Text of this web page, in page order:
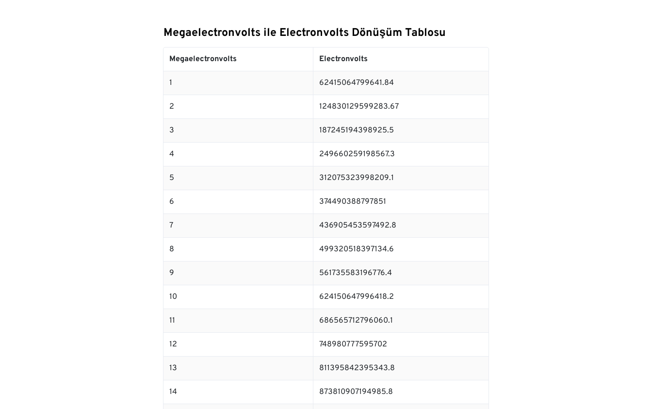
Megaelectronvolts ile Electronvolts Dönüşüm Tablosu
Megaelectronvolts Electronvolts
1 62415064799641.84
2 124830129599283.67
3 187245194398925.5
4 249660259198567.3
5 312075323998209.1
6 374490388797851
7 436905453597492.8
8 499320518397134.6
9 561735583196776.4
10 624150647996418.2
11 686565712796060.1
12 748980777595702
13 811395842395343.8
14 873810907194985.8